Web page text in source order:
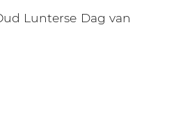
Lunterse Dag van